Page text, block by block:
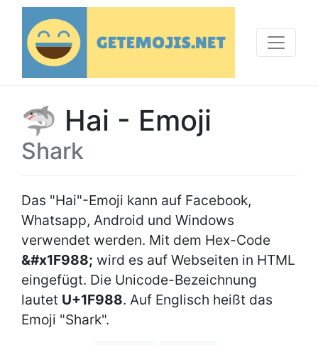
🦈 Hai - Emoji
Shark
Das "Hai"-Emoji kann auf Facebook,
Whatsapp, Android und Windows
verwendet werden. Mit dem Hex-Code
&#x1F988; wird es auf Webseiten in HTML
eingefügt. Die Unicode-Bezeichnung
lautet U+1F988. Auf Englisch heißt das
Emoji "Shark".